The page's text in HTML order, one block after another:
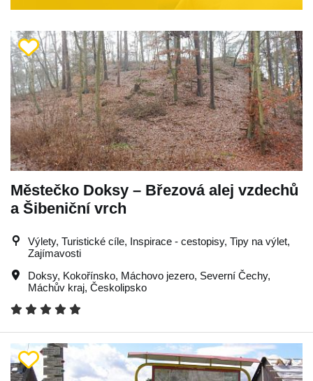
Městečko Doksy – Březová alej vzdechů
a Šibeniční vrch
Výlety, Turistické cíle, Inspirace - cestopisy, Tipy na výlet,
Zajímavosti
Doksy, Kokořínsko, Máchovo jezero, Severní Čechy,
Máchův kraj, Českolipsko